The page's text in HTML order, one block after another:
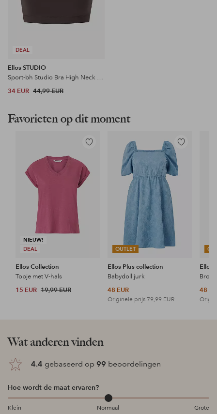
DEAL
Ellos STUDIO
Sport-bh Studio Bra High Neck Core
34 EUR 44,99 EUR
Favorieten op dit moment
NIEUW!
DEAL
Toevoegen
favorieten
Ellos Collection
Topje met V-hals
15 EUR 19,99 EUR
OUTLET
Toevoegen
aan
favorieten
Ellos Plus collection
Babydoll jurk
48 EUR
Originele prijs 79,99 EUR
Ellos
48
Wat anderen vinden
4.4 gebaseerd op 99 beoordelingen
Hoe wordt de maat ervaren?
Klein Normaal Grote